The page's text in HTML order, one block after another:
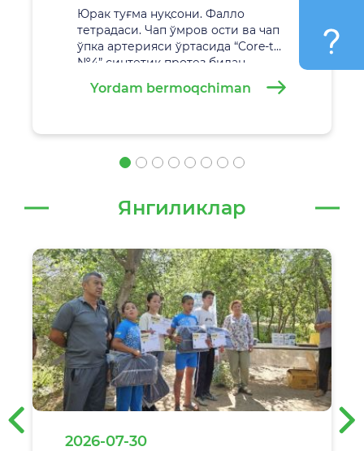
Юрак туғма нуқсони. Фалло
тетрадаси. Чап ўмров ости ва чап
ўпка артерияси ўртасида “Core-tax
№4” синтетик протез билан
анастамоз қўйиш. Жаррохлик
амалиёти 29.02.2026 йилда
оширилди.
Yordam bermoqchiman
Янгиликлар
2026-07-30
‹ ›